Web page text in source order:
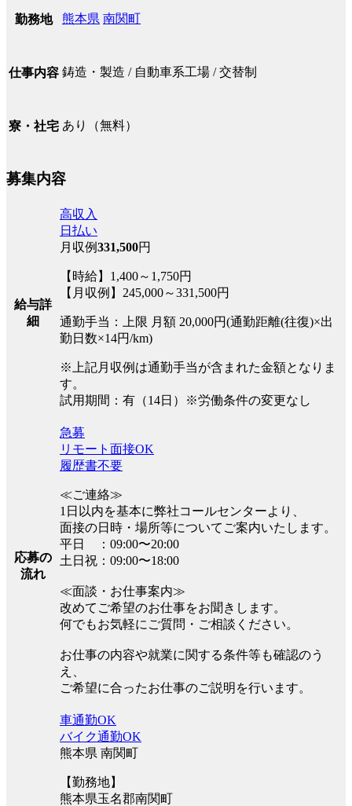
勤務地 熊本県 南関町
仕事内容 鋳造・製造 / 自動車系工場 / 交替制
寮・社宅 あり（無料）
募集内容
給与詳
細
高収入
日払い
月収例331,500円
【時給】1,400～1,750円
【月収例】245,000～331,500円
通勤手当：上限 月額 20,000円(通勤距離(往復)×出
勤日数×14円/km)
※上記月収例は通勤手当が含まれた金額となりま
す。
試用期間：有（14日）※労働条件の変更なし
応募の
流れ
急募
リモート面接OK
履歴書不要
≪ご連絡≫
1日以内を基本に弊社コールセンターより、
面接の日時・場所等についてご案内いたします。
平日 ：09:00〜20:00
土日祝：09:00〜18:00
≪面談・お仕事案内≫
改めてご希望のお仕事をお聞きします。
何でもお気軽にご質問・ご相談ください。
お仕事の内容や就業に関する条件等も確認のう
え、
ご希望に合ったお仕事のご説明を行います。
車通勤OK
バイク通勤OK
熊本県 南関町
【勤務地】
熊本県玉名郡南関町